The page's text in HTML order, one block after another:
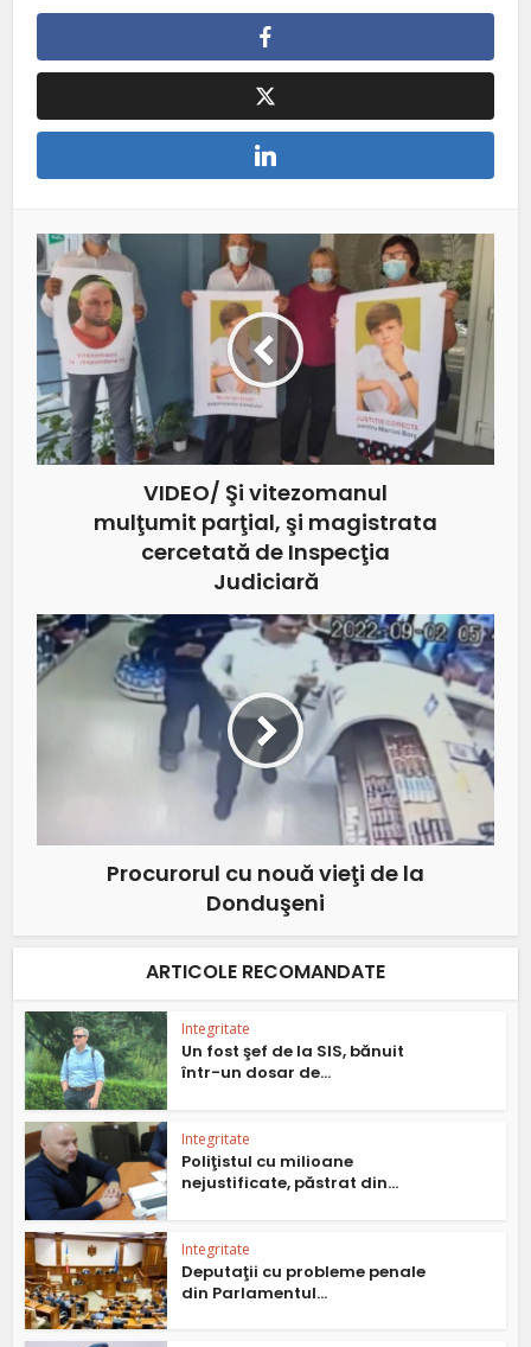
VIDEO/ Şi vitezomanul
mulţumit parţial, şi magistrata
cercetată de Inspecţia
Judiciară
Procurorul cu nouă vieţi de la
Donduşeni
ARTICOLE RECOMANDATE
Integritate
Un fost şef de la SIS, bănuit
într-un dosar de...
Integritate
Poliţistul cu milioane
nejustificate, păstrat din...
Integritate
Deputaţii cu probleme penale
din Parlamentul...